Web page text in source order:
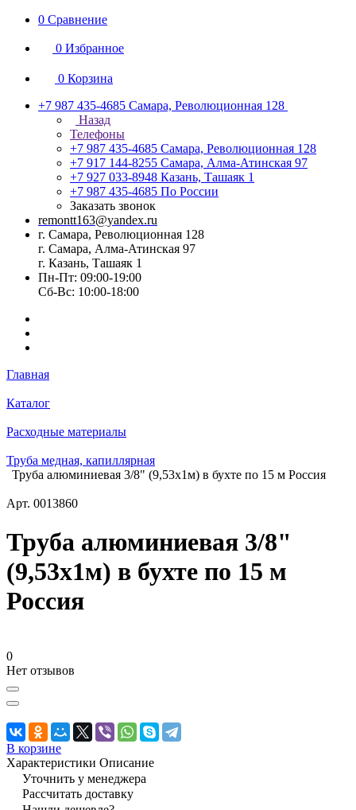
0 Сравнение
0 Избранное
0 Корзина
+7 987 435-4685 Самара, Революционная 128
Назад
Телефоны
+7 987 435-4685 Самара, Революционная 128
+7 917 144-8255 Самара, Алма-Атинская 97
+7 927 033-8948 Казань, Ташаяк 1
+7 987 435-4685 По России
Заказать звонок
remontt163@yandex.ru
г. Самара, Революционная 128
г. Самара, Алма-Атинская 97
г. Казань, Ташаяк 1
Пн-Пт: 09:00-19:00
Сб-Вс: 10:00-18:00
Главная
Каталог
Расходные материалы
Труба медная, капиллярная
Труба алюминиевая 3/8" (9,53х1м) в бухте по 15 м Россия
Арт. 0013860
Труба алюминиевая 3/8"
(9,53х1м) в бухте по 15 м
Россия
0
Нет отзывов
В корзине
Характеристики Описание
Уточнить у менеджера
Рассчитать доставку